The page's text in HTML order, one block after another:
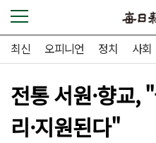
최신 오피니언 정치 사회
전통 서원·향교,
리·지원된다"